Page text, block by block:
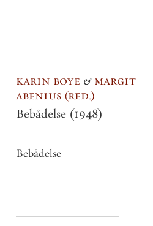
karin boye & margit
abenius red.
Bebådelse (1948)
Bebådelse